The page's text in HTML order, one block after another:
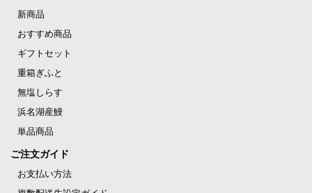
新商品
おすすめ商品
ギフトセット
重箱ぎふと
無塩しらす
浜名湖産鰻
単品商品
ご注文ガイド
お支払い方法